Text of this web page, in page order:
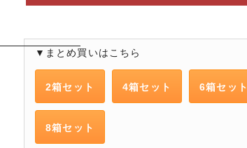
▼まとめ買いはこちら
2箱セット 4箱セット 6箱セット
8箱セット